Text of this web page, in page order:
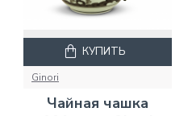
Ginori
Чайная чашка
КУПИТЬ